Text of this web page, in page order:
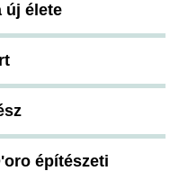
új élete
építészeti